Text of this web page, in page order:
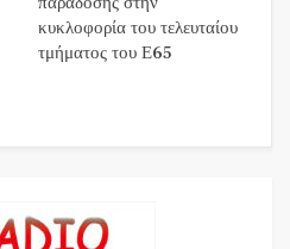
κυκλοφορία του τελευταίου
τμήματος του Ε65